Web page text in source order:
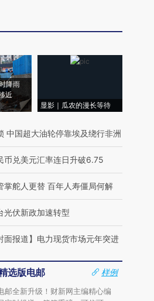
降雨
近
显影｜瓜农的漫长等待
中国超大油轮停靠埃及绕行非洲
币兑美元汇率连日升破6.75
掌舵人更替 百年人寿僵局何解
光伏新政加速转型
面报道】电力现货市场元年突进
选版电邮
样例
邮全新升级！财新网主编精心编